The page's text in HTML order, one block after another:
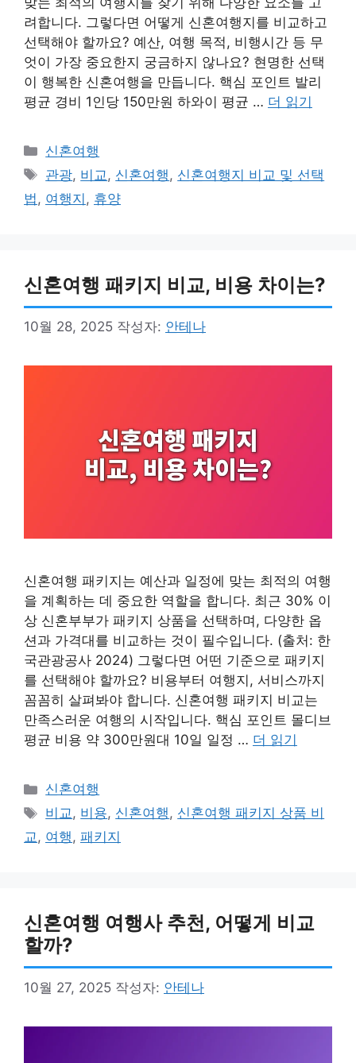
려합니다. 그렇다면 어떻게 신혼여행지를 비교하고
선택해야 할까요? 예산, 여행 목적, 비행시간 등 무
엇이 가장 중요한지 궁금하지 않나요? 현명한 선택
이 행복한 신혼여행을 만듭니다. 핵심 포인트 발리
평균 경비 1인당 150만원 하와이 평균 … 더 읽기
카
테
리
신혼여행
태
그
관광, 비교 , 신혼여행 , 신혼여행지 비교 및 선택
법 , 여행지 , 휴양
신혼여행 패키지 비교, 비용 차이는?
10월 28, 2025 작성자: 안테나
신혼여행 패키지는 예산과 일정에 맞는 최적의 여행
을 계획하는 데 중요한 역할을 합니다. 최근 30% 이
상 신혼부부가 패키지 상품을 선택하며, 다양한 옵
션과 가격대를 비교하는 것이 필수입니다. (출처: 한
국관광공사 2024) 그렇다면 어떤 기준으로 패키지
를 선택해야 할까요? 비용부터 여행지, 서비스까지
꼼꼼히 살펴봐야 합니다. 신혼여행 패키지 비교는
만족스러운 여행의 시작입니다. 핵심 포인트 몰디브
평균 비용 약 300만원대 10일 일정 … 더 읽기
카
테
리
신혼여행
태
그
비교, 비용, 신혼여행, 신혼여행 패키지 상품 비
교, 여행, 패키지
신혼여행 여행사 추천, 어떻게 비교
할까?
10월 27, 2025 작성자: 안테나